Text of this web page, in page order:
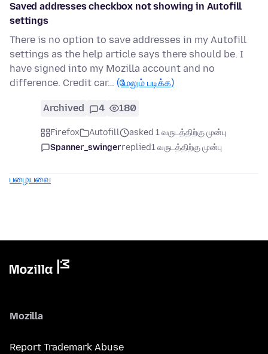
Saved addresses checkbox not showing in Autofill
settings
There is no option to save addresses in my Autofill
settings as the help article says there should be. I
have signed into my Mozilla account and no
difference. Credit car… (மேலும் படிக்க)
Archived 4 180
Firefox Autofill
asked 1 வருடத்திற்கு முன்பு
Spanner_swingerreplied1 வருடத்திற்கு முன்பு
பழையவை
Mozilla
Report Trademark Abuse